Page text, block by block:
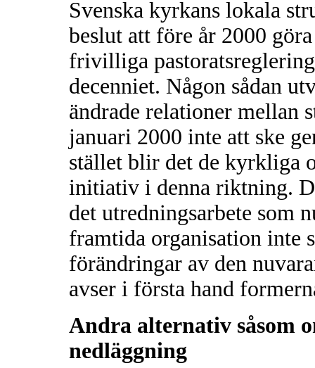
Svenska kyrkans lokala
beslut att före år 2000
frivilliga
decenniet. Någon sådan
ändrade relationer mellan
januari 2000 inte att ske
stället blir det de kyrkliga
initiativ i denna riktning.
det utredningsarbete som
framtida organisation inte
förändringar av den
avser i första hand
Andra alternativ såsom
nedläggning